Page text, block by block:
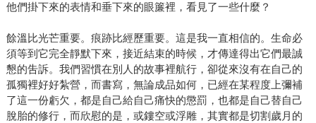
他們掛下來的表情和垂下來的眼簾裡，看見了一些什麼？
餘溫比光芒重要。痕跡比經歷重要。這是我一直相信的。生命必
須等到它完全靜默下來，接近結束的時候，才傳達得出它們最誠
懇的吿訴。我們習慣在別人的故事裡航行，卻從來沒有在自己的
孤獨裡好好紮營，而書寫，無論成品如何，已經在某程度上彌補
了這一份虧欠，都是自己給自己痛快的懲罰，也都是自己替自己
脫胎的修行，而欣慰的是，或鏤空或浮雕，其實都是切割歲月的